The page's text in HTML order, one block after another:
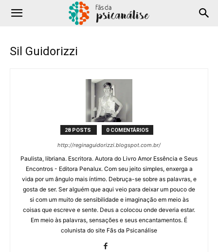
Sil Guidorizzi
28 POSTS 0 COMENTÁRIOS
http://reginaguidorizzi.blogspot.com.br/
Paulista, libriana. Escritora. Autora do Livro Amor Essência e Seus
Encontros - Editora Penalux. Com seu jeito simples, enxerga a
vida por um ângulo mais íntimo. Debruça-se sobre as palavras, e
gosta de ser. Ser alguém que aqui veio para deixar um pouco de
si com um muito de sensibilidade e imaginação em meio às
coisas que escreve e sente. Deus a colocou onde deveria estar.
Em meio às palavras, sensações e seus encantamentos. É
colunista do site Fãs da Psicanálise